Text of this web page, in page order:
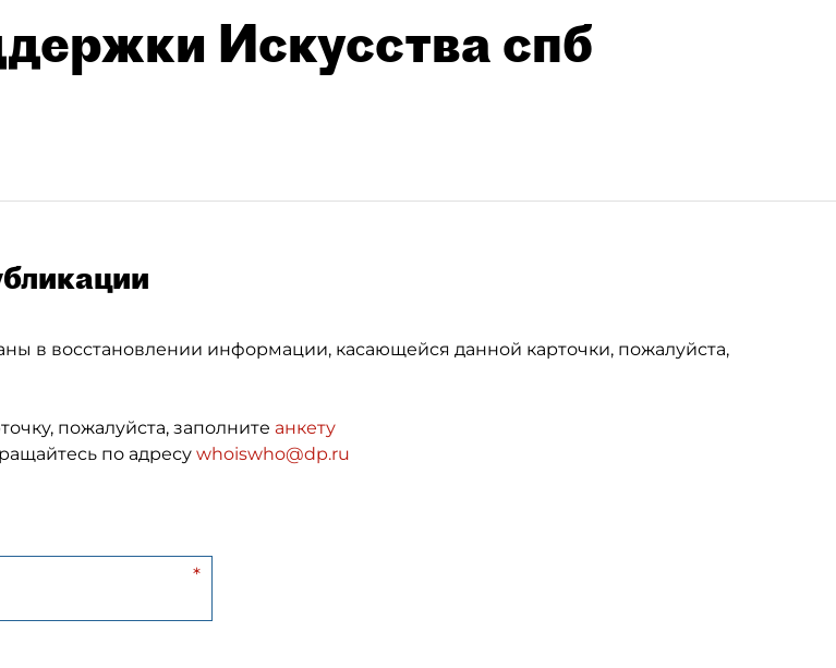
Искусства спб
в восстановлении информации, касающейся данной карточки, пожалуйста,
пожалуйста, заполните анкету
по адресу whoiswho@dp.ru